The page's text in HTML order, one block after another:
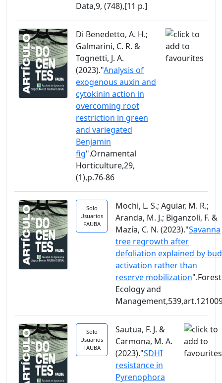
Data,9, (748),[11 p.]
Di Benedetto, A. H.;
Galmarini, C. R. &
Tognetti, J. A.
(2023)."Analysis of
exogenous auxin and
cytokinin action in
overcoming root
restriction in green
and variegated
Benjamin
fig".Ornamental
Horticulture,29,
(1),p.76-86
Solo
Usuarios
FAUBA
Mochi, L. S.; Aguiar, M. R.;
Aranda, M. J.; Biganzoli, F. &
Mazía, C. N. (2023)."Savanna
tree regrowth after
defoliation explained by bud
activation rather than
reserve mobilization".Forest
Ecology and
Solo
Usuarios
FAUBA
Sautua, F. J. &
Carmona, M. A.
(2023)."SDHI
resistance in
Pyrenophora